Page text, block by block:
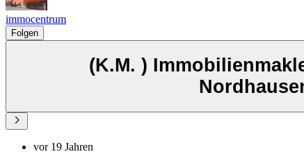
immocentrum
Folgen
(K.M. )
vor 19 Jahren